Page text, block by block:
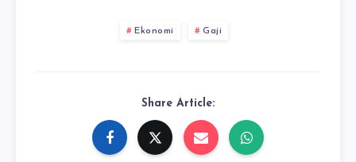
Ekonomi Gaji
Share Article: